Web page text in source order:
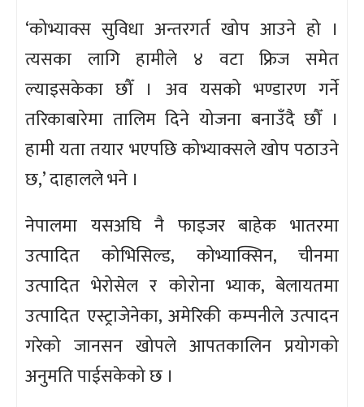
‘कोभ्याक्स सुविधा अन्तरगर्त खोप आउने हो ।
त्यसका लागि हामीले ४ वटा फ्रिज समेत
ल्याइसकेका छौँ । अव यसको भण्डारण गर्ने
तरिकाबारेमा तालिम दिने योजना बनाउँदै छौँ ।
हामी यता तयार भएपछि कोभ्याक्सले खोप पठाउने
छ,’ दाहालले भने ।
नेपालमा यसअघि नै फाइजर बाहेक भातरमा
उत्पादित कोभिसिल्ड, कोभ्याक्सिन, चीनमा
उत्पादित भेरोसेल र कोरोना भ्याक, बेलायतमा
उत्पादित एस्ट्राजेनेका, अमेरिकी कम्पनीले उत्पादन
गरेको जानसन खोपले आपतकालिन प्रयोगको
अनुमति पाईसकेको छ ।